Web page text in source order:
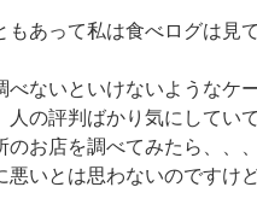
もあって私は食べログは見
べないといけないようなケ
人の評判ばかり気にしてい
のお店を調べてみたら、、
悪いとは思わないのですけど